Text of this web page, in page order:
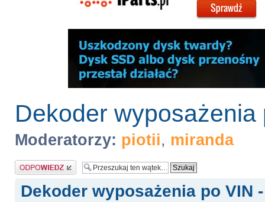
Dekoder
Moderatorzy: piotii, miranda
Odpowiedz
Dekoder wyposażenia po VIN